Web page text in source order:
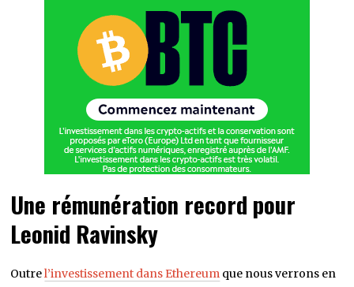
Une rémunération record pour
Leonid Ravinsky
Outrel’investissement dans Ethereum que nous verrons en